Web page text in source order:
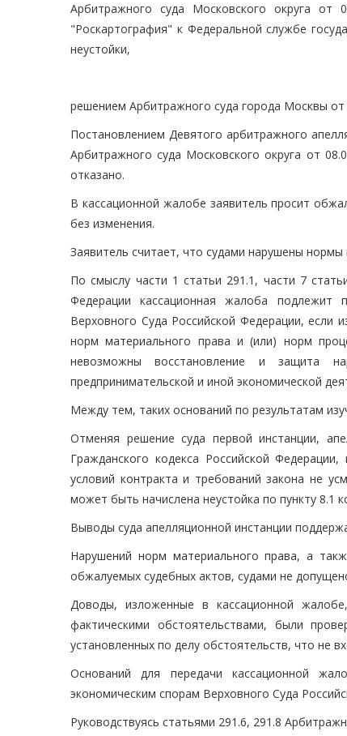
Арбитражного суда Московского округа от
"Роскартография" к Федеральной службе
неустойки,
решением Арбитражного суда города Москвы
Постановлением Девятого арбитражного
Арбитражного суда Московского округа от
отказано.
В кассационной жалобе заявитель просит
без изменения.
Заявитель считает, что судами нарушены нормы
По смыслу части 1 статьи 291.1, части 7
Федерации кассационная жалоба подлежит
Верховного Суда Российской Федерации,
норм материального права и (или) норм
невозможны восстановление и защита
предпринимательской и иной экономической
Между тем, таких оснований по результатам
Отменяя решение суда первой инстанции,
Гражданского кодекса Российской
условий контракта и требований закона не
может быть начислена неустойка по пункту 8.1
Выводы суда апелляционной инстанции
Нарушений норм материального права, а
обжалуемых судебных актов, судами не
Доводы, изложенные в кассационной
фактическими обстоятельствами, были
установленных по делу обстоятельств, что не
Оснований для передачи кассационной
экономическим спорам Верховного Суда
Руководствуясь статьями 291.6, 291.8